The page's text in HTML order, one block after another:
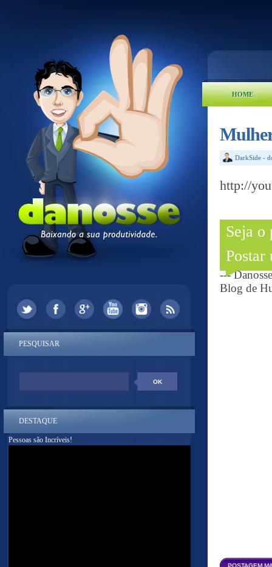
HOME
DarkSide -
http://
Seja o
Postar
---
Blog de
POSTAGEM
PESQUISAR
DESTAQUE
Pessoas são Incríveis!